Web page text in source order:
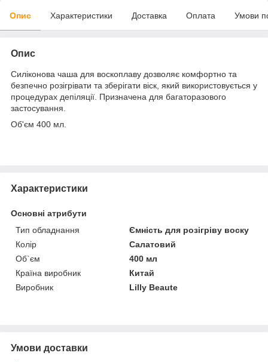
Опис Характеристики Доставка Оплата Умови
Опис
Силіконова чаша для воскоплаву дозволяє комфортно та
безпечно розігрівати та зберігати віск, який використовується у
процедурах депіляції. Призначена для багаторазового
застосування.
Об'єм 400 мл.
Характеристики
Основні атрибути
Тип обладнання
Ємність для розігріву воску
Колір
Салатовий
Об`єм
400 мл
Країна виробник
Китай
Виробник
Lilly Beaute
Умови доставки